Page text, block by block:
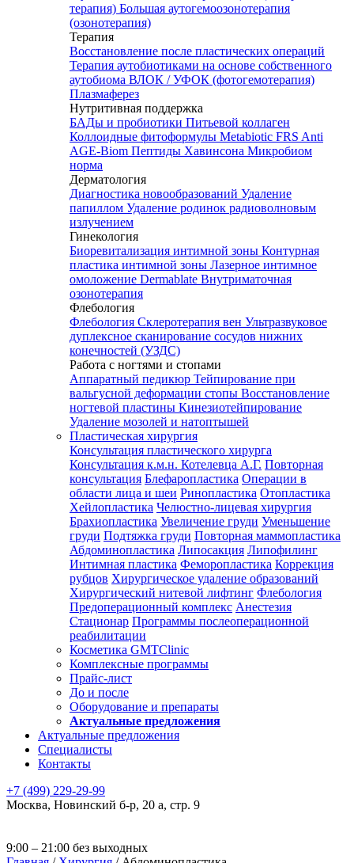
терапия) Большая аутогемоозонотерапия
(озонотерапия)
Терапия
Восстановление после пластических операций
Терапия аутобиотиками на основе собственного
аутобиома ВЛОК / УФОК (фотогемотерапия)
Плазмаферез
Нутритивная поддержка
БАДы и пробиотики Питьевой коллаген
Коллоидные фитоформулы Metabiotic FRS Anti
AGE-Biom Пептиды Хавинсона Микробиом
норма
Дерматология
Диагностика новообразований Удаление
папиллом Удаление родинок радиоволновым
излучением
Гинекология
Биоревитализация интимной зоны Контурная
пластика интимной зоны Лазерное интимное
омоложение Dermablate Внутриматочная
озонотерапия
Флебология
Флебология Склеротерапия вен Ультразвуковое
дуплексное сканирование сосудов нижних
конечностей (УЗДС)
Работа с ногтями и стопами
Аппаратный педикюр Тейпирование при
вальгусной деформации стопы Восстановление
ногтевой пластины Кинезиотейпирование
Удаление мозолей и натоптышей
Пластическая хирургия
Консультация пластического хирурга
Консультация к.м.н. Котелевца А.Г. Повторная
консультация Блефаропластика Операции в
области лица и шеи Ринопластика Отопластика
Хейлопластика Челюстно-лицевая хирургия
Брахиопластика Увеличение груди Уменьшение
груди Подтяжка груди Повторная маммопластика
Абдоминопластика Липосакция Липофилинг
Интимная пластика Феморопластика Коррекция
рубцов Хирургическое удаление образований
Хирургический нитевой лифтинг Флебология
Предоперационный комплекс Анестезия
Стационар Программы послеоперационной
реабилитации
Косметика GMTClinic
Комплексные программы
Прайс-лист
До и после
Оборудование и препараты
Актуальные предложения
Актуальные предложения
Специалисты
Контакты
+7 (499) 229-29-99
Москва, Новинский б-р, 20 а, стр. 9
9:00 – 21:00 без выходных